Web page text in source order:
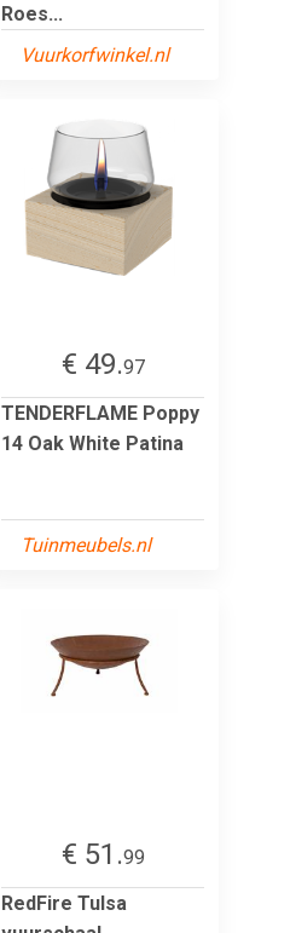
Roes...
Vuurkorfwinkel.nl
€ 49.97
TENDERFLAME Poppy
14 Oak White Patina
Tuinmeubels.nl
€ 51.99
RedFire Tulsa